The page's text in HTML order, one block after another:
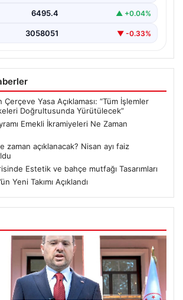
6495.4 ▲ +0.04%
3058051 ▼ -0.33%
Çerçeve Yasa Açıklaması: “Tüm İşlemler
Doğrultusunda Yürütülecek”
Emekli İkramiyeleri Ne Zaman
zaman açıklanacak? Nisan ayı faiz
Estetik ve bahçe mutfağı Tasarımları
Yeni Takımı Açıklandı